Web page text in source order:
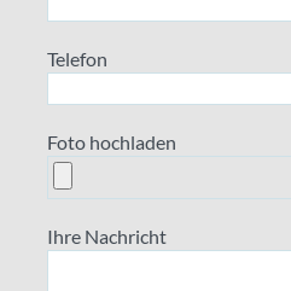
Telefon
Foto hochladen
Ihre Nachricht